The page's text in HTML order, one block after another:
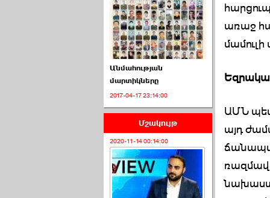
2026-07-01 00:52:00
ՍԴ-ն հուլիսի 1-ին
կհեռանա ›››
2026-07-01 00:08:00
Անմահության
մարտիկները
2017-04-17 23:14:00
Մշակույթ
2020-11-14 00:14:00
առաջ
ԱՄՆ
այդ